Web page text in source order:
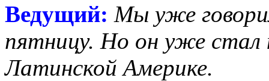
Ведущий: Мы уже
пятницу. Но он уже стал
Латинской Америке.